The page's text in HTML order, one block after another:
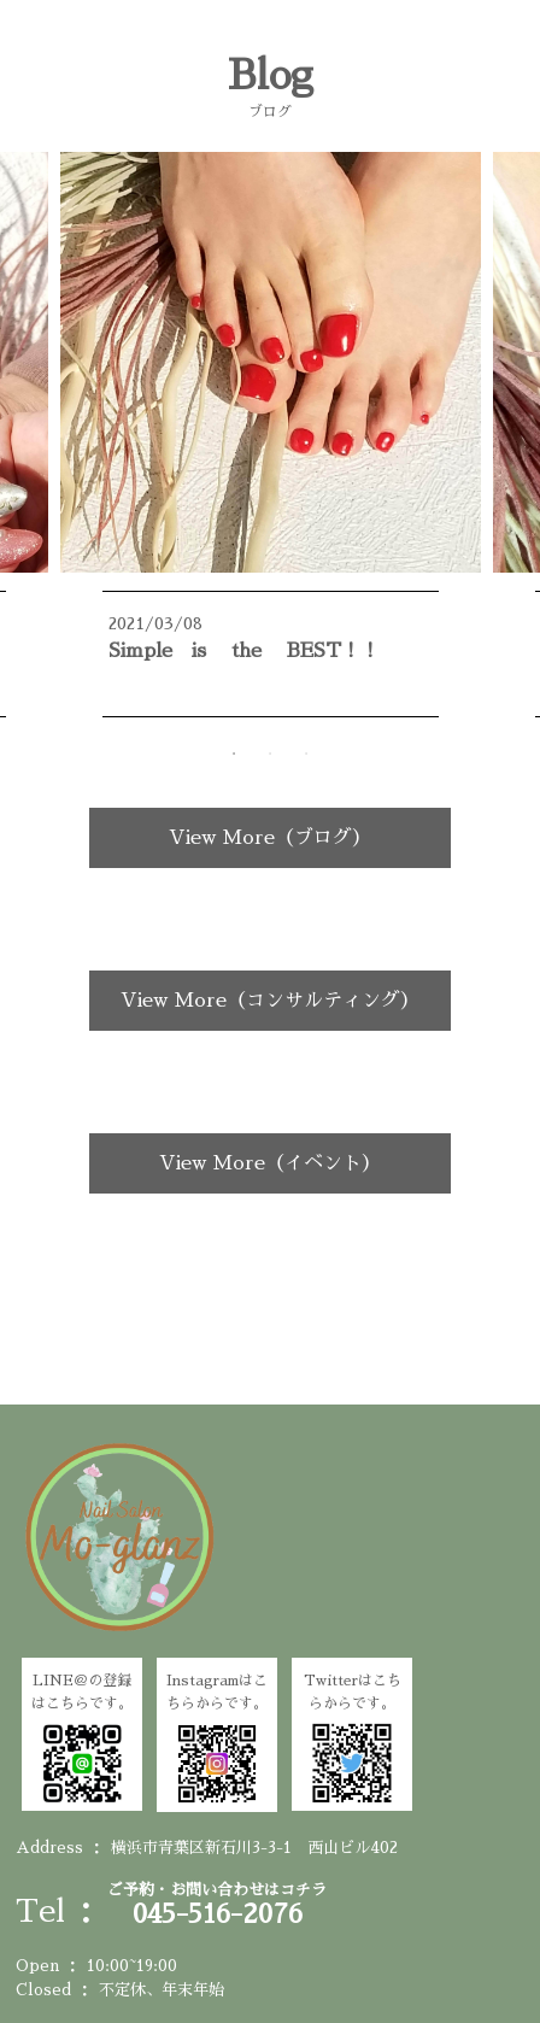
Blog
ブログ
2021/03/08
Simple is the BEST！！
View More（ブログ）
View More（コンサルティング）
View More（イベント）
LINE＠の登録
はこちらです。
Instagramはこ
ちらからです。
Twitterはこち
らからです。
Address 横浜市青葉区新石川3-3-1 西山ビル402
Tel
ご予約・お問い合わせはコチラ
045-516-2076
Open
10:00~19:00
Closed
不定休、年末年始